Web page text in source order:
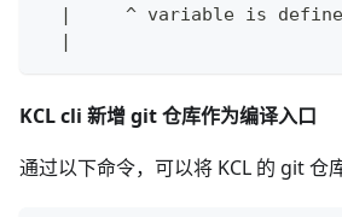
|
^ variable is
|
KCL cli 新增 git 仓库作为编译入口
通过以下命令，可以将 KCL 的 git 仓